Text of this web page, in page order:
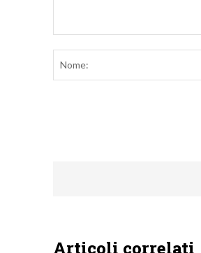
Articoli correlati